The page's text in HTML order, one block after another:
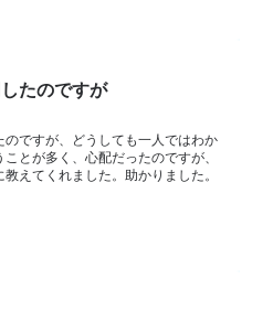
たのですが
のですが、どうしても一人ではわか
ことが多く、心配だったのですが、
えてくれました。助かりました。